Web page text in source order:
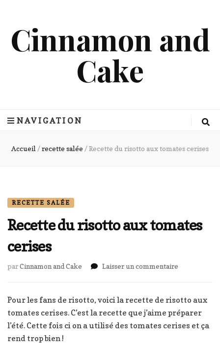
Cinnamon and
Cake
NAVIGATION
Accueil /recette salée /Recette du risotto aux tomates cerises
RECETTE SALÉE
Recette du risotto aux tomates
cerises
parCinnamon and Cake Laisser un commentaire
risotto
tomates
cerises
Pour les fans de risotto, voici la recette de risotto aux
tomates cerises. C’est la recette que j’aime préparer
l’été. Cette fois ci on a utilisé des tomates cerises et ça
rend trop bien !